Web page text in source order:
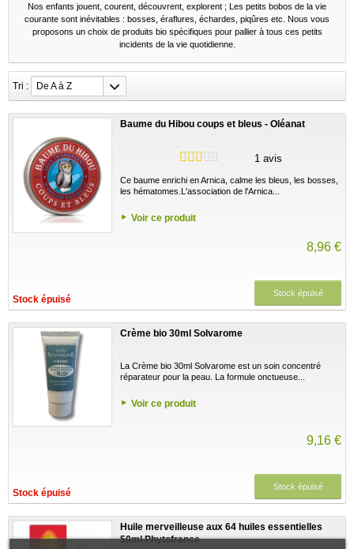
Nos enfants jouent, courent, découvrent, explorent ; Les petits bobos de la vie
courante sont inévitables : bosses, éraflures, échardes, piqûres etc. Nous vous
proposons un choix de produits bio spécifiques pour pallier à tous ces petits
incidents de la vie quotidienne.
Tri : De A à Z
Baume du Hibou coups et bleus - Oléanat
1 avis
Ce baume enrichi en Arnica, calme les bleus, les bosses,
les hématomes.L'association de l'Arnica...
Voir ce produit
8,96 €
Stock épuisé
Stock épuisé
Crème bio 30ml Solvarome
La Crème bio 30ml Solvarome est un soin concentré
réparateur pour la peau. La formule onctueuse...
Voir ce produit
9,16 €
Stock épuisé
Stock épuisé
Huile merveilleuse aux 64 huiles essentielles
50ml Phytofrance